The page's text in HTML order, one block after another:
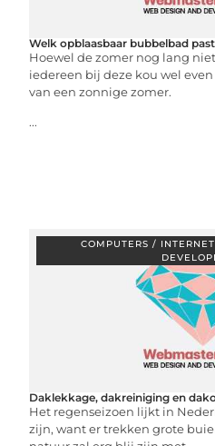
Welk opblaasbaar bubbelbad
Hoewel de zomer nog lang
iedereen bij deze kou wel
van een zonnige zomer.
...
COMPUTERS /
Daklekkage, dakreiniging en
Het regenseizoen lijkt in
zijn, want er trekken grote